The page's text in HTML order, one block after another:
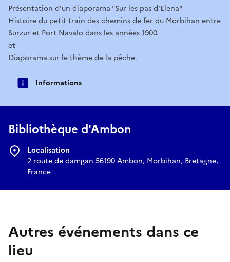
Présentation d'un diaporama "Sur les pas d'Elena"
Histoire du petit train des chemins de fer du Morbihan entre
Surzur et Port Navalo dans les années 1900.
et
Diaporama sur le thème de la pêche.
Informations
Bibliothèque d'Ambon
Localisation
2 route de damgan 56190 Ambon, Morbihan, Bretagne,
France
Autres événements dans ce
lieu